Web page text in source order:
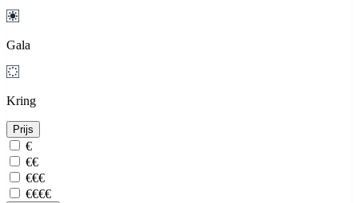
Gala
Kring
Prijs
€
€€
€€€
€€€€